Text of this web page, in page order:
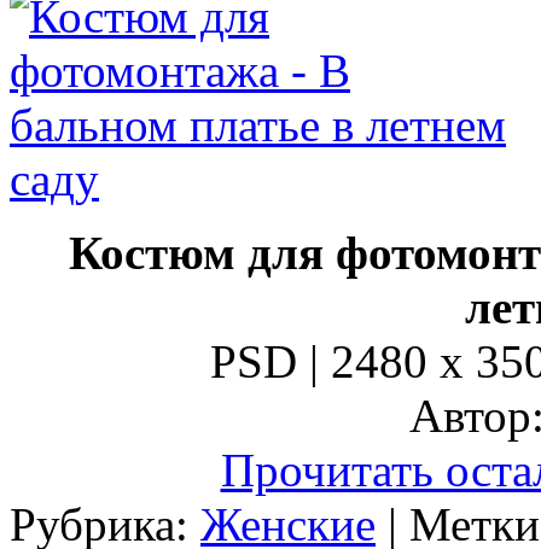
Костюм для
PSD | 2480 x
Прочитать
Рубрика: Женские |